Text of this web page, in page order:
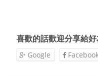
喜歡的話歡迎分享給
Google